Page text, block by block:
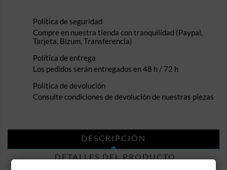
Política de seguridad
Compre en nuestra tienda con tranquilidad (Paypal,
Tarjeta, Bizum, Transferencia)
Política de entrega
Los pedidos serán entregados en 48 h / 72 h
Política de devolución
Consulte condiciones de devolución de nuestras piezas
DESCRIPCIÓN
DETALLES DEL PRODUCTO